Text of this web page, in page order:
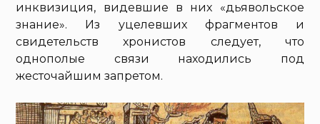
инквизиция, видевшие в них «дьявольское
знание». Из уцелевших фрагментов и
свидетельств хронистов следует, что
однополые связи находились под
жесточайшим запретом.